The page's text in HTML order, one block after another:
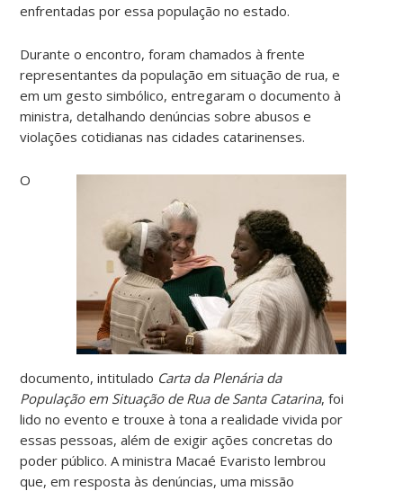
enfrentadas por essa população no estado.
Durante o encontro, foram chamados à frente
representantes da população em situação de rua, e
em um gesto simbólico, entregaram o documento à
ministra, detalhando denúncias sobre abusos e
violações cotidianas nas cidades catarinenses.
O
documento, intitulado Carta da Plenária da
População em Situação de Rua de Santa Catarina, foi
lido no evento e trouxe à tona a realidade vivida por
essas pessoas, além de exigir ações concretas do
poder público. A ministra Macaé Evaristo lembrou
que, em resposta às denúncias, uma missão